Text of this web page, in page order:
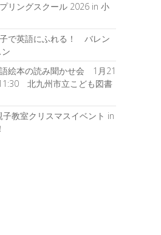
リングスクール 2026 in 小
で英語にふれる！ バレン
絵本の読み聞かせ会 1月21
北九州市立こども図書
子教室クリスマスイベント in